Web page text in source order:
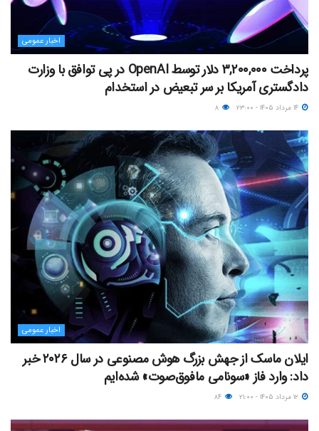
اخبار عمومی
پرداخت ۳,۲۰۰,۰۰۰ دلار توسط OpenAI در پی توافق با وزارت
دادگستری آمریکا بر سر تبعیض در استخدام
اخبار عمومی
ایلان ماسک از جهش بزرگ هوش مصنوعی در سال ۲۰۲۶ خبر
داد: وارد فاز «سونامی مافوق‌صوت» شده‌ایم